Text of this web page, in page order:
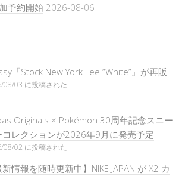
予約開始2026-08-06
『Stock New York Tee “White”』が再販
08/03 に投稿された
Originals × Pokémon 30周年記念スニー
コレクションが2026年9月に発売予定
08/02 に投稿された
新情報を随時更新中】NIKE JAPAN が X2 カ